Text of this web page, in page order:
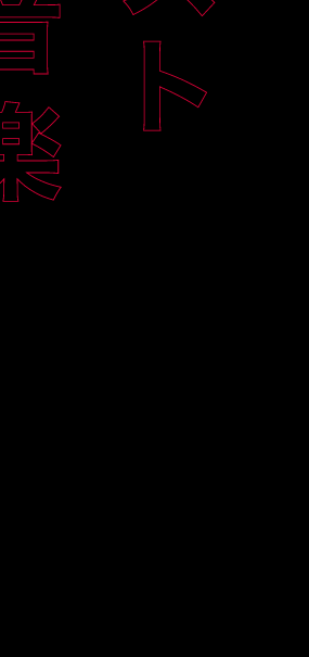
Гайд по стратегии
продвижения артита